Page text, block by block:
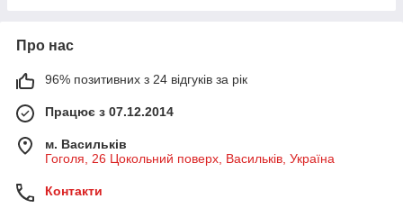
Про нас
96% позитивних з 24 відгуків за рік
Працює з 07.12.2014
м. Васильків
Гоголя, 26 Цокольний поверх, Васильків, Україна
Контакти